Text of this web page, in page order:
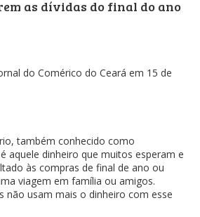
as dívidas do final do ano
do Comérico do Ceará em 15 de
também conhecido como
aquele dinheiro que muitos esperam e
às compras de final de ano ou
viagem em família ou amigos.
não usam mais o dinheiro com esse